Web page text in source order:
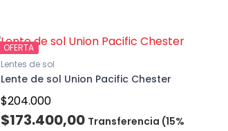
OFERTA
Lentes de sol
Lente de sol Union Pacific Chester
$204.000
$173.400,00 Transferencia (15%